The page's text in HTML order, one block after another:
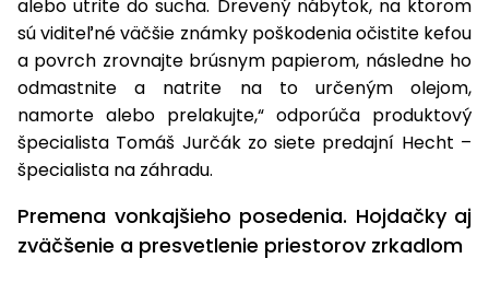
a lopaty
na sneh
Postrekovače
a rosiče
Príslušenstvo
alebo utrite do sucha. Drevený nábytok, na ktorom
sú viditeľné väčšie známky poškodenia očistite kefou
a povrch zrovnajte brúsnym papierom, následne ho
odmastnite a natrite na to určeným olejom,
namorte alebo prelakujte,“ odporúča produktový
špecialista Tomáš Jurčák zo siete predajní Hecht –
špecialista na záhradu.
Premena vonkajšieho posedenia. Hojdačky aj
zväčšenie a presvetlenie priestorov zrkadlom